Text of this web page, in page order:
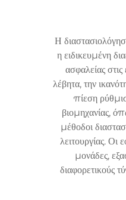
Η
η ειδικευμένη
ασφαλείας
λέβητα, την
πίεση
βιομηχανίας,
μέθοδοι
λειτουργίας. Οι
μονάδες,
διαφορετικούς